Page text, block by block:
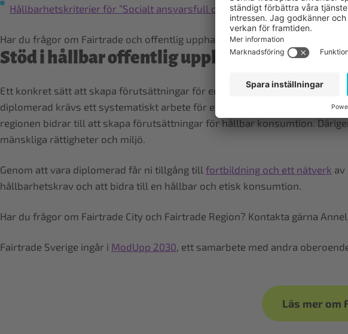
Hållbarhetskriterier för ”Socialt ansvarsfull odling och rättvis handel –
Har du frågor om Fairtrade och offentlig upphandling? Kontakta gärna
Stöd i hållbar offentlig upphandling
Ett konkret sätt att skapa förutsättningar för en mer hållbar konsumtion
diplomerad krävs ett systematiskt arbete för etisk konsumtion i offentlig
regionen bidrar till att skapa förutsättningar för hållbar konsumtion.
mänskliga rättigheter och miljö.
Genom att vara diplomerad får ni tillgång till fortbildning och ett nätverk av
hållbarhetskrav och att bidra till en hållbar och etisk konsumtion.
Har du frågor om Fairtrade City och Fairtrade Region? Kontakta gärna
Fairtrade Sverige ingår i ModUpp 2030, ett samarbete med andra
Läs mer om